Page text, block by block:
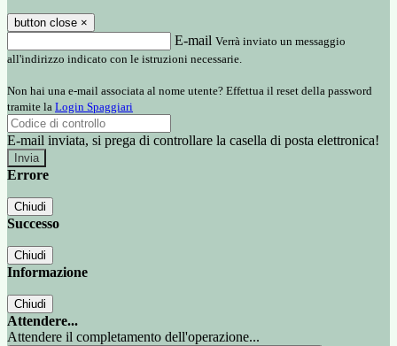
button close ×
E-mail Verrà inviato un messaggio
all'indirizzo indicato con le istruzioni necessarie.
Non hai una e-mail associata al nome utente? Effettua il reset della password
tramite la Login Spaggiari
E-mail inviata, si prega di controllare la casella di posta elettronica!
Errore
Chiudi
Successo
Chiudi
Informazione
Chiudi
Attendere...
Attendere il completamento dell'operazione...